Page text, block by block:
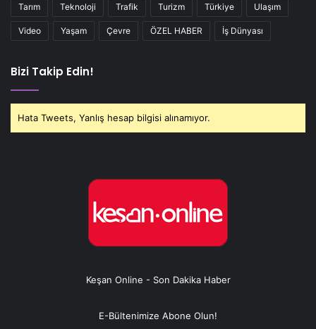
Tarım Teknoloji Trafik Turizm Türkiye Ulaşım
Video Yaşam Çevre ÖZEL HABER İş Dünyası
Bizi Takip Edin!
Hata Tweets, Yanlış hesap bilgisi alınamıyor.
Keşan Online - Son Dakika Haber
E-Bültenimize Abone Olun!